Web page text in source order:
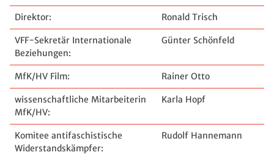
Direktor: Ronald Trisch
VFF-Sekretär Internationale
Beziehungen:
Günter Schönfeld
MfK/HV Film: Rainer Otto
wissenschaftliche Mitarbeiterin
MfK/HV:
Karla Hopf
Komitee antifaschistische
Widerstandskämpfer:
Rudolf Hannemann